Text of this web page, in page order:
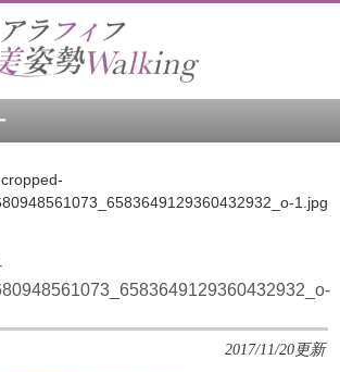
1.jpg
2017/11/20更新